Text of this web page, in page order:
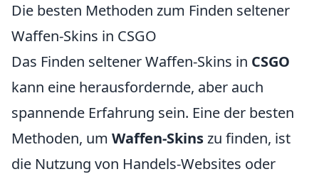
Die besten Methoden zum Finden seltener
Waffen-Skins in CSGO
Das Finden seltener Waffen-Skins in CSGO
kann eine herausfordernde, aber auch
spannende Erfahrung sein. Eine der besten
Methoden, um Waffen-Skinszu finden, ist
die Nutzung von Handels-Websites oder